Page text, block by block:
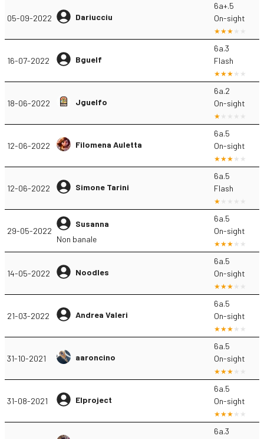
05-09-2022 Dariucciu
6a+.5
On-sight
16-07-2022 Bguelf
6a.3
Flash
18-06-2022 Jguelfo
6a.2
On-sight
12-06-2022 Filomena Auletta
6a.5
On-sight
12-06-2022 Simone Tarini
6a.5
Flash
29-05-2022
Susanna
Non banale
6a.5
On-sight
14-05-2022 Noodles
6a.5
On-sight
21-03-2022 Andrea Valeri
6a.5
On-sight
31-10-2021 aaroncino
6a.5
On-sight
31-08-2021 Elproject
6a.5
On-sight
6a.3